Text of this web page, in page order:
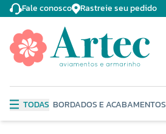
Fale conosco Rastreie seu pedido
TODAS BORDADOS E ACABAMENTOS